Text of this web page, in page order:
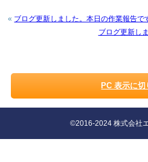
« ブログ更新しました。本日の作業報告で
ブログ更新し
PC 表示に切
©2016-2024 株式会社